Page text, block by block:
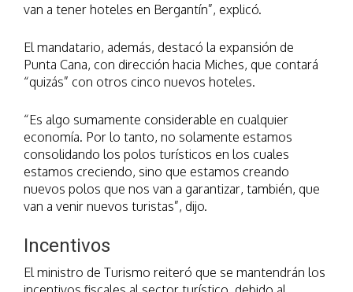
van a tener hoteles en Bergantín”, explicó.
El mandatario, además, destacó la expansión de
Punta Cana, con dirección hacia Miches, que contará
“quizás” con otros cinco nuevos hoteles.
“Es algo sumamente considerable en cualquier
economía. Por lo tanto, no solamente estamos
consolidando los polos turísticos en los cuales
estamos creciendo, sino que estamos creando
nuevos polos que nos van a garantizar, también, que
van a venir nuevos turistas”, dijo.
Incentivos
El ministro de Turismo reiteró que se mantendrán los